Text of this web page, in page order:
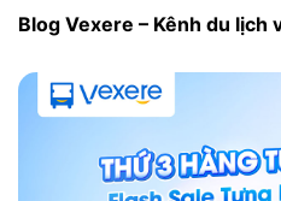
Blog Vexere – Kênh du lịch